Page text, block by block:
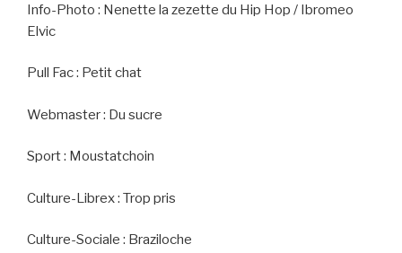
Info-Photo : Nenette la zezette du Hip Hop / Ibromeo
Elvic
Pull Fac : Petit chat
Webmaster : Du sucre
Sport : Moustatchoin
Culture-Librex : Trop pris
Culture-Sociale : Braziloche